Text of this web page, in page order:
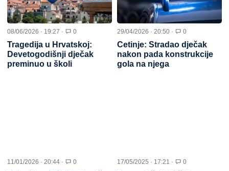
08/06/2026 · 19:27 · 0
Tragedija u Hrvatskoj:
Devetogodišnji dječak
preminuo u školi
29/04/2026 · 20:50 · 0
Cetinje: Stradao dječak
nakon pada konstrukcije
gola na njega
11/01/2026 · 20:44 · 0 17/05/2025 · 17:21 · 0